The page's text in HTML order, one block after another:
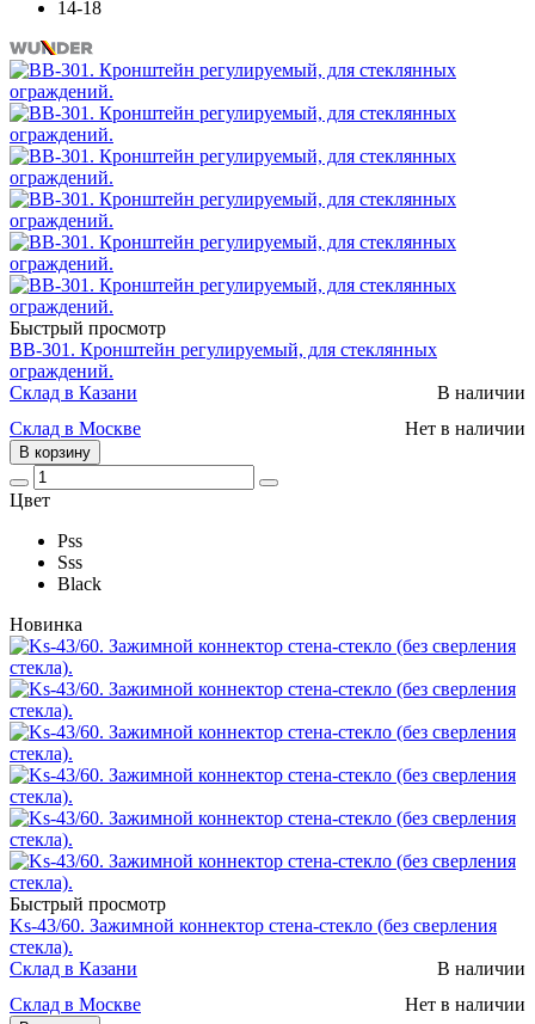
14-18
Быстрый просмотр
BB-301. Кронштейн регулируемый, для стеклянных
ограждений.
Склад в Казани
В наличии
Склад в Москве
Нет в наличии
В корзину
Цвет
Pss
Sss
Black
Новинка
Быстрый просмотр
Ks-43/60. Зажимной коннектор стена-стекло (без сверления
стекла).
Склад в Казани
В наличии
Склад в Москве
Нет в наличии